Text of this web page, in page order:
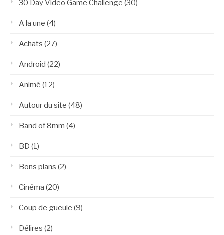
30 Day Video Game Challenge (30)
A la une (4)
Achats (27)
Android (22)
Animé (12)
Autour du site (48)
Band of 8mm (4)
BD (1)
Bons plans (2)
Cinéma (20)
Coup de gueule (9)
Délires (2)